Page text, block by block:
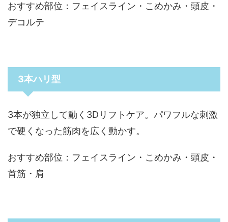
おすすめ部位：フェイスライン・こめかみ・頭皮・
デコルテ
3本ハリ型
3本が独立して動く3Dリフトケア。パワフルな刺激
で硬くなった筋肉を広く動かす。
おすすめ部位：フェイスライン・こめかみ・頭皮・
首筋・肩